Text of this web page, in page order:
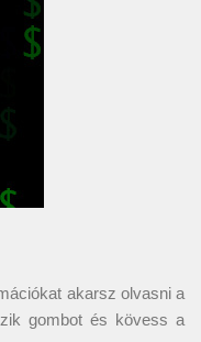
akarsz olvasni a
gombot és kövess a